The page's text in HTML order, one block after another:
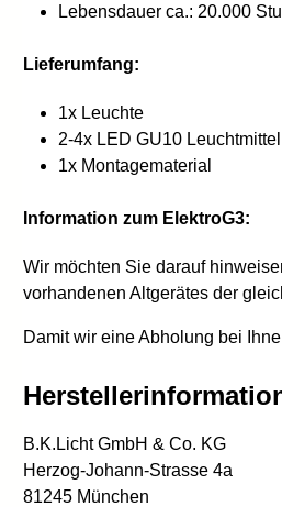
Lebensdauer ca.: 20.000
Lieferumfang:
1x Leuchte
2-4x LED GU10 Leuchtmittel
1x Montagematerial
Information zum ElektroG3:
Wir möchten Sie darauf
vorhandenen Altgerätes der
Damit wir eine Abholung bei
B.K.Licht GmbH & Co. KG
Herzog-Johann-Strasse 4a
81245 München